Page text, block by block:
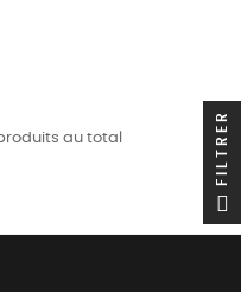
au total FILTRER